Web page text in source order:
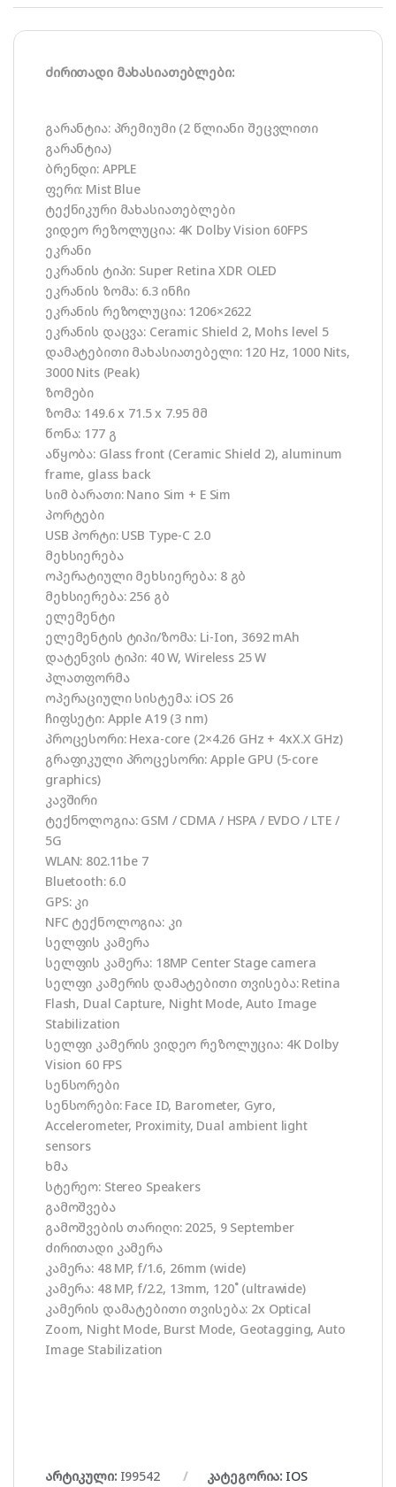
ძირითადი მახასიათებლები:
გარანტია: პრემიუმი (2 წლიანი შეცვლითი
გარანტია)
ბრენდი: APPLE
ფერი: Mist Blue
ტექნიკური მახასიათებლები
ვიდეო რეზოლუცია: 4K Dolby Vision 60FPS
ეკრანი
ეკრანის ტიპი: Super Retina XDR OLED
ეკრანის ზომა: 6.3 ინჩი
ეკრანის რეზოლუცია: 1206×2622
ეკრანის დაცვა: Ceramic Shield 2, Mohs level 5
დამატებითი მახასიათებელი: 120 Hz, 1000 Nits,
3000 Nits (Peak)
ზომები
ზომა: 149.6 x 71.5 x 7.95 მმ
წონა: 177 გ
აწყობა: Glass front (Ceramic Shield 2), aluminum
frame, glass back
სიმ ბარათი: Nano Sim + E Sim
პორტები
USB პორტი: USB Type-C 2.0
მეხსიერება
ოპერატიული მეხსიერება: 8 გბ
მეხსიერება: 256 გბ
ელემენტი
ელემენტის ტიპი/ზომა: Li-Ion, 3692 mAh
დატენვის ტიპი: 40 W, Wireless 25 W
პლათფორმა
ოპერაციული სისტემა: iOS 26
ჩიფსეტი: Apple A19 (3 nm)
პროცესორი: Hexa-core (2×4.26 GHz + 4xX.X GHz)
გრაფიკული პროცესორი: Apple GPU (5-core
graphics)
კავშირი
ტექნოლოგია: GSM / CDMA / HSPA / EVDO / LTE /
5G
WLAN: 802.11be 7
Bluetooth: 6.0
GPS: კი
NFC ტექნოლოგია: კი
სელფის კამერა
სელფის კამერა: 18MP Center Stage camera
სელფი კამერის დამატებითი თვისება: Retina
Flash, Dual Capture, Night Mode, Auto Image
Stabilization
სელფი კამერის ვიდეო რეზოლუცია: 4K Dolby
Vision 60 FPS
სენსორები
სენსორები: Face ID, Barometer, Gyro,
Accelerometer, Proximity, Dual ambient light
sensors
ხმა
სტერეო: Stereo Speakers
გამოშვება
გამოშვების თარიღი: 2025, 9 September
ძირითადი კამერა
კამერა: 48 MP, f/1.6, 26mm (wide)
კამერა: 48 MP, f/2.2, 13mm, 120˚ (ultrawide)
კამერის დამატებითი თვისება: 2x Optical
Zoom, Night Mode, Burst Mode, Geotagging, Auto
Image Stabilization
არტიკული: I99542 კატეგორია: IOS